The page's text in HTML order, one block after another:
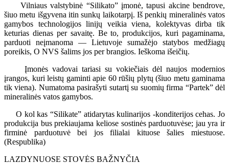
Vilniaus valstybinė “Silikato” įmonė, tapusi akcine bendrove,
šiuo metu išgyvena itin sunkų laikotarpį. Iš penkių mineralinės vatos
gamybos technologijos linijų veikia viena, kolektyvas dirba tik
keturias dienas per savaitę. Be to, produkcijos, kuri pagaminama,
parduoti neįmanoma — Lietuvoje sumažėjo statybos medžiagų
poreikis, O NVS šalims jos per brangios. Ieškoma išeičių.
Įmonės vadovai tariasi su vokiečiais dėl naujos modernios
įrangos, kuri leistų gaminti apie 60 rūšių plytų (šiuo metu gaminama
tik viena). Numatoma pasirašyti sutartį su suomių firma “Partek” dėl
mineralinės vatos gamybos.
O kol kas “Silikate” atidarytas kulinarijos -konditerijos cehas. Jo
produkcija bus prekiaujama keliose sostinės parduotuvėse; jau yra ir
firminė parduotuvė bei jos filialai kituose šalies miestuose.
(Respublika)
LAZDYNUOSE STOVĖS BAŽNYČIA